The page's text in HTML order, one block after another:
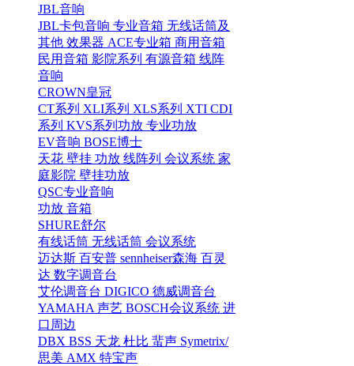
JBL音响
JBL卡包音响 专业音箱 无线话筒及
其他 效果器 ACE专业箱 商用音箱
民用音箱 影院系列 有源音箱 线阵
音响
CROWN皇冠
CT系列 XLI系列 XLS系列 XTI CDI
系列 KVS系列功放 专业功放
EV音响 BOSE博士
天花 壁挂 功放 线阵列 会议系统 家
庭影院 壁挂功放
QSC专业音响
功放 音箱
SHURE舒尔
有线话筒 无线话筒 会议系统
迈达斯 百安普 sennheiser森海 百灵
达 数字调音台
艾伦调音台 DIGICO 德威调音台
YAMAHA 声艺 BOSCH会议系统 进
口周边
DBX BSS 天龙 杜比 蜚声 Symetrix/
思美 AMX 特宝声